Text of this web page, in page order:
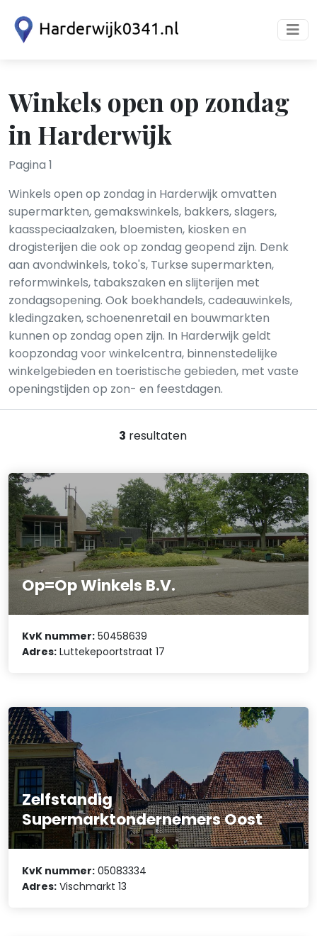
Winkels open op zondag
in Harderwijk
Pagina 1
Winkels open op zondag in Harderwijk omvatten
supermarkten, gemakswinkels, bakkers, slagers,
kaasspeciaalzaken, bloemisten, kiosken en
drogisterijen die ook op zondag geopend zijn. Denk
aan avondwinkels, toko's, Turkse supermarkten,
reformwinkels, tabakszaken en slijterijen met
zondagsopening. Ook boekhandels, cadeauwinkels,
kledingzaken, schoenenretail en bouwmarkten
kunnen op zondag open zijn. In Harderwijk geldt
koopzondag voor winkelcentra, binnenstedelijke
winkelgebieden en toeristische gebieden, met vaste
openingstijden op zon- en feestdagen.
3 resultaten
Op=Op Winkels B.V.
KvK nummer: 50458639
Adres: Luttekepoortstraat 17
Zelfstandig
Supermarktondernemers Oost
KvK nummer: 05083334
Adres: Vischmarkt 13